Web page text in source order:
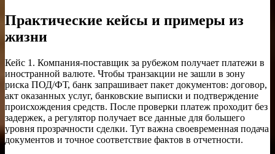
Практические кейсы и примеры из
жизни
Кейс 1. Компания-поставщик за рубежом получает платежи в
иностранной валюте. Чтобы транзакции не зашли в зону
риска ПОД/ФТ, банк запрашивает пакет документов: договор,
акт оказанных услуг, банковские выписки и подтверждение
происхождения средств. После проверки платеж проходит без
задержек, а регулятор получает все данные для большего
уровня прозрачности сделки. Тут важна своевременная подача
документов и точное соответствие фактов в отчетности.